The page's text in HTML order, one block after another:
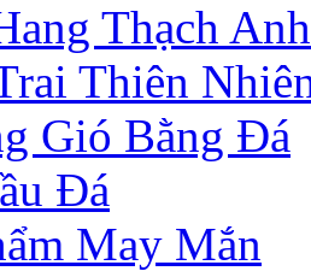
Thạch Anh
Thiên
Gió Bằng Đá
Đá
May Mắn